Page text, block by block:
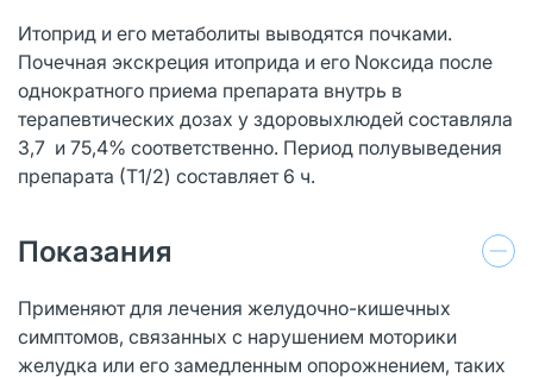
Итоприд и его метаболиты выводятся почками.
Почечная экскреция итоприда и его Nоксида после
однократного приема препарата внутрь в
терапевтических дозах у здоровыхлюдей составляла
3,7 и 75,4% соответственно. Период полувыведения
препарата (Т1/2) составляет 6 ч.
Показания
Применяют для лечения желудочно-кишечных
симптомов, связанных с нарушением моторики
желудка или его замедленным опорожнением, таких